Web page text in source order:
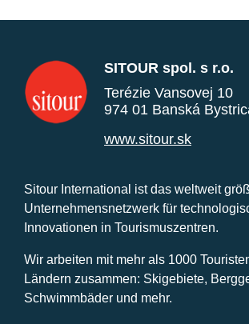
SITOUR spol. s r.o.
Terézie Vansovej 10
974 01 Banská
www.sitour.sk
Sitour International ist das weltweit
Unternehmensnetzwerk für
Innovationen in Tourismuszentren.
Wir arbeiten mit mehr als 1000
Ländern zusammen: Skigebiete,
Schwimmbäder und mehr.